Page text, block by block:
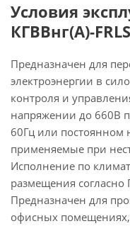
Условия
КГВВнг(А)-
Предназначен для
электроэнергии в
контроля и
напряжении до 660В
60Гц или постоянном
применяемые при
Исполнение по
размещения согласно
Предназначен для
офисных